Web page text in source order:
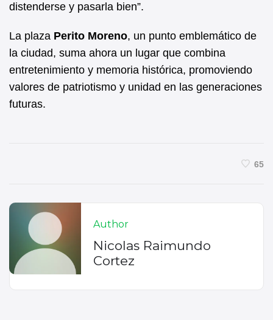
distenderse y pasarla bien”.
La plaza Perito Moreno, un punto emblemático de
la ciudad, suma ahora un lugar que combina
entretenimiento y memoria histórica, promoviendo
valores de patriotismo y unidad en las generaciones
futuras.
65
Author
Nicolas Raimundo
Cortez